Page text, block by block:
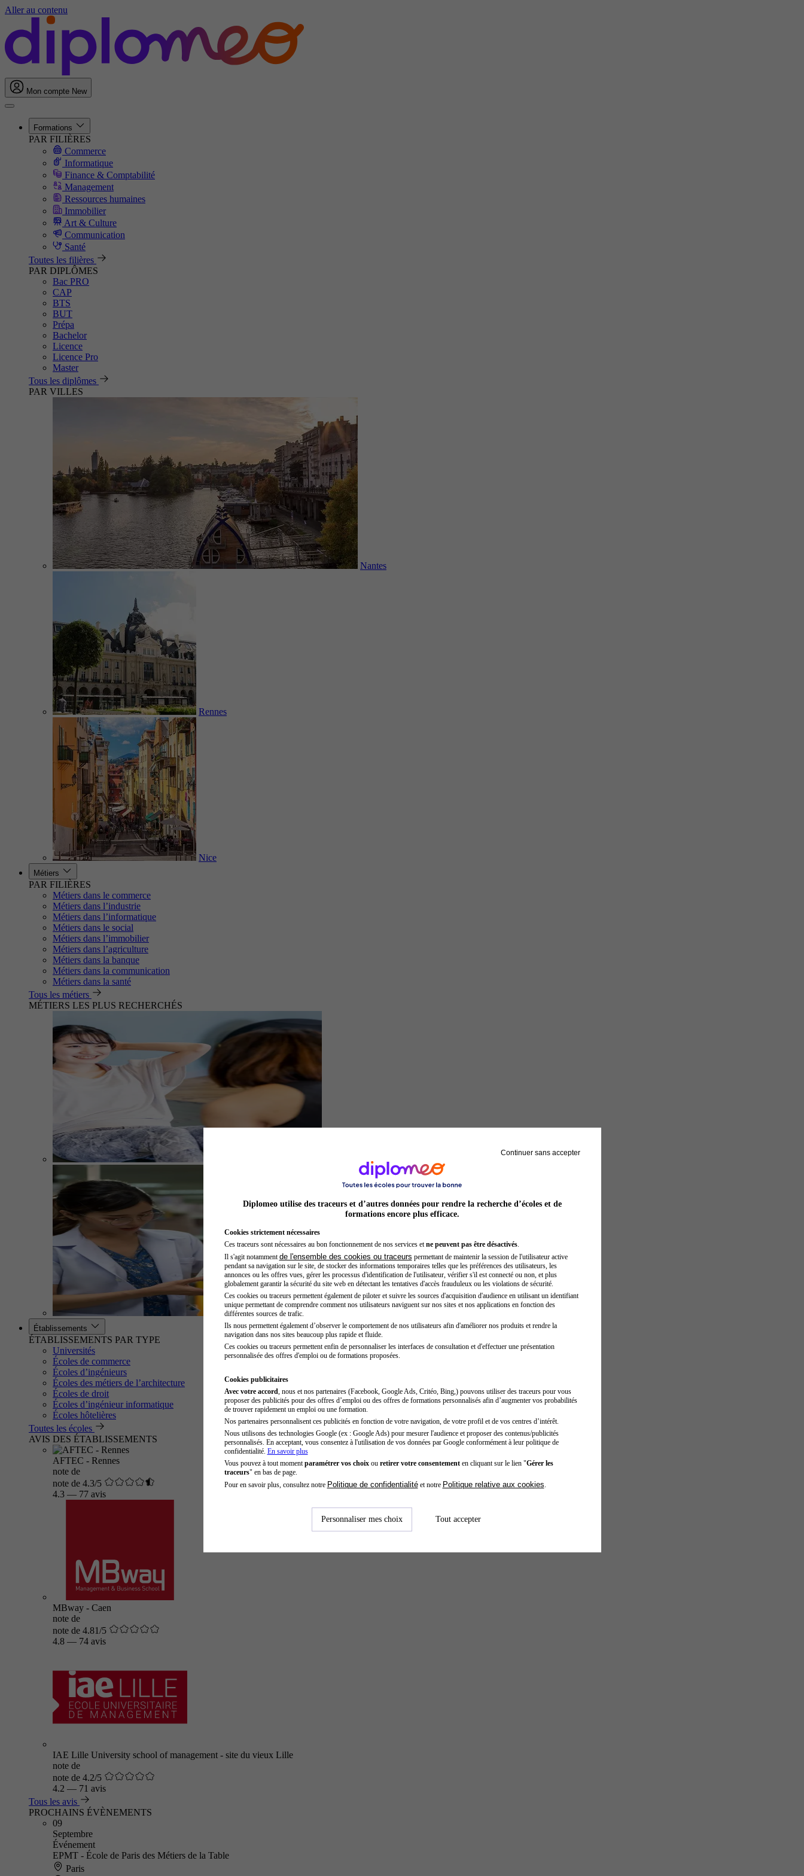
Aller au contenu
Mon compte New
Formations
PAR FILIÈRES
Commerce
Informatique
Finance & Comptabilité
Management
Ressources humaines
Immobilier
Art & Culture
Communication
Santé
Toutes les filières
PAR DIPLÔMES
Bac PRO
CAP
BTS
BUT
Prépa
Bachelor
Licence
Licence Pro
Master
Tous les diplômes
PAR VILLES
Nantes
Rennes
Nice
Métiers
PAR FILIÈRES
Métiers dans le commerce
Métiers dans l’industrie
Métiers dans l’informatique
Métiers dans le social
Métiers dans l’immobilier
Métiers dans l’agriculture
Métiers dans la banque
Métiers dans la communication
Métiers dans la santé
Tous les métiers
MÉTIERS LES PLUS RECHERCHÉS
Préparateur physique
Établissements
ÉTABLISSEMENTS PAR TYPE
Universités
Écoles de commerce
Écoles d’ingénieurs
Écoles des métiers de l’architecture
Écoles de droit
Écoles d’ingénieur informatique
Écoles hôtelières
Toutes les écoles
AVIS DES ÉTABLISSEMENTS
AFTEC - Rennes
note de
note de 4.3/5
4.3 — 77 avis
MBway - Caen
note de
note de 4.81/5
4.8 — 74 avis
IAE Lille University school of management - site du vieux Lille
note de
note de 4.2/5
4.2 — 71 avis
Tous les avis
PROCHAINS ÉVÈNEMENTS
09
Septembre
Événement
EPMT - École de Paris des Métiers de la Table
Paris
Continuer sans accepter
Diplomeo utilise des traceurs et d’autres données pour rendre la recherche d’écoles et de
formations encore plus efficace.
Cookies strictement nécessaires
Ces traceurs sont nécessaires au bon fonctionnement de nos services et ne peuvent pas être désactivés.
Il s'agit notamment de l'ensemble des cookies ou traceurs permettant de maintenir la session de l'utilisateur active
pendant sa navigation sur le site, de stocker des informations temporaires telles que les préférences des utilisateurs, les
annonces ou les offres vues, gérer les processus d'identification de l'utilisateur, vérifier s'il est connecté ou non, et plus
globalement garantir la sécurité du site web en détectant les tentatives d'accès frauduleux ou les violations de sécurité.
Ces cookies ou traceurs permettent également de piloter et suivre les sources d'acquisition d'audience en utilisant un identifiant
unique permettant de comprendre comment nos utilisateurs naviguent sur nos sites et nos applications en fonction des
différentes sources de trafic.
Ils nous permettent également d’observer le comportement de nos utilisateurs afin d'améliorer nos produits et rendre la
navigation dans nos sites beaucoup plus rapide et fluide.
Ces cookies ou traceurs permettent enfin de personnaliser les interfaces de consultation et d'effectuer une présentation
personnalisée des offres d'emploi ou de formations proposées.
Cookies publicitaires
Avec votre accord , nous et nos partenaires (Facebook, Google Ads, Critéo, Bing,) pouvons utiliser des traceurs pour vous
proposer des publicités pour des offres d’emploi ou des offres de formations personnalisés afin d’augmenter vos probabilités
de trouver rapidement un emploi ou une formation.
Nos partenaires personnalisent ces publicités en fonction de votre navigation, de votre profil et de vos centres d’intérêt.
Nous utilisons des technologies Google (ex : Google Ads) pour mesurer l'audience et proposer des contenus/publicités
personnalisés. En acceptant, vous consentez à l'utilisation de vos données par Google conformément à leur politique de
confidentialité. En savoir plus
Vous pouvez à tout moment paramétrer vos choixou retirer votre consentementen cliquant sur le lien "Gérer les
traceurs" en bas de page.
Pour en savoir plus, consultez notre Politique de confidentialitéet notre Politique relative aux cookies
Personnaliser mes choix Tout accepter